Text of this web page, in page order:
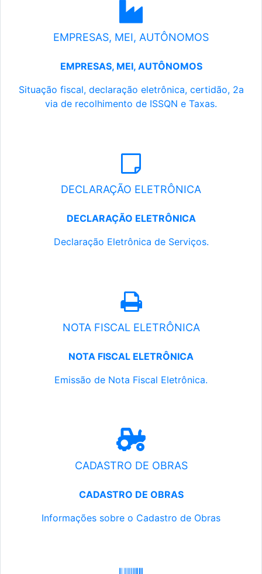
EMPRESAS, MEI, AUTÔNOMOS
EMPRESAS, MEI, AUTÔNOMOS
Situação fiscal, declaração eletrônica, certidão, 2a
via de recolhimento de ISSQN e Taxas.
DECLARAÇÃO ELETRÔNICA
DECLARAÇÃO ELETRÔNICA
Declaração Eletrônica de Serviços.
NOTA FISCAL ELETRÔNICA
NOTA FISCAL ELETRÔNICA
Emissão de Nota Fiscal Eletrônica.
CADASTRO DE OBRAS
CADASTRO DE OBRAS
Informações sobre o Cadastro de Obras